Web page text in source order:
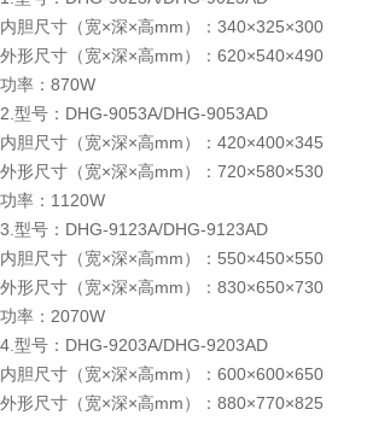
内胆尺寸（宽×深×高mm）：340×325×300
外形尺寸（宽×深×高mm）：620×540×490
功率：870W
2.型号：DHG-9053A/DHG-9053AD
内胆尺寸（宽×深×高mm）：420×400×345
外形尺寸（宽×深×高mm）：720×580×530
功率：1120W
3.型号：DHG-9123A/DHG-9123AD
内胆尺寸（宽×深×高mm）：550×450×550
外形尺寸（宽×深×高mm）：830×650×730
功率：2070W
4.型号：DHG-9203A/DHG-9203AD
内胆尺寸（宽×深×高mm）：600×600×650
外形尺寸（宽×深×高mm）：880×770×825